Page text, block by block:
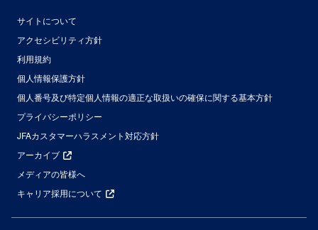
サイトについて
アクセシビリティ方針
利用規約
個人情報保護方針
個人番号及び特定個人情報の適正な取扱いの確保に関する基本方針
プライバシーポリシー
JFAカスタマーハラスメント対応方針
アーカイブ
メディアの皆様へ
キャリア採用について